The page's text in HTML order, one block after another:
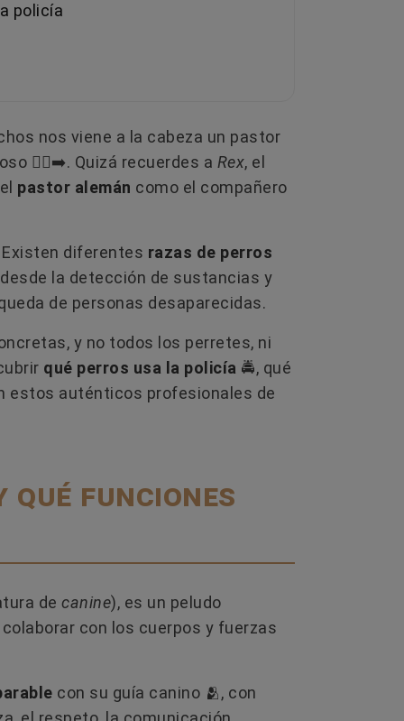
EL GLUTEN EN LA COMIDA PARA
PERROS: ¿MITO O PROBLEMA
REAL?
problemas digestivos e inmunológicos.
Te...
policía
nos viene a la cabeza un pastor
🏃‍♂️‍➡️. Quizá recuerdes a Rex, el
pastor alemán como el compañero
diferentes razas de perros
la detección de sustancias y
de personas desaparecidas.
y no todos los perretes​, ni
qué perros usa la policía 🚔, qué
estos auténticos profesionales de
qué funciones
decanine), es un peludo
con los cuerpos y fuerzas
con su guía canino 🫂​, con